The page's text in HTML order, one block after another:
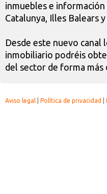
inmuebles e
Catalunya, Illes Balears
Desde este nuevo
inmobiliario podréis
del sector de forma más
Aviso legal Política de privacidad